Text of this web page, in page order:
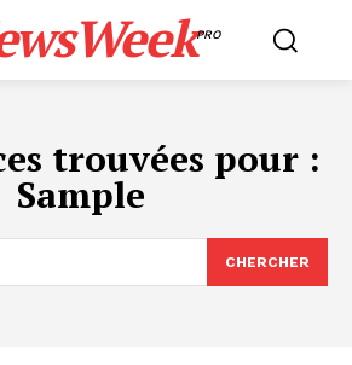
PRO
trouvées pour :
Sample
CHERCHER